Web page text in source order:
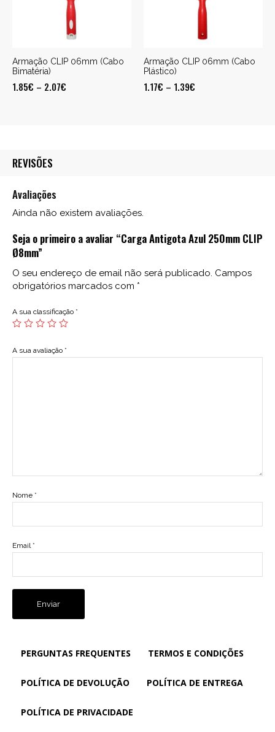
Armação CLIP 06mm (Cabo
Bimatéria)
1.85€ – 2.07€
Armação CLIP 06mm (Cabo
Plástico)
1.17€ – 1.39€
REVISÕES
Avaliações
Ainda não existem avaliações.
Seja o primeiro a avaliar “Carga Antigota Azul 250mm CLIP
Ø8mm”
O seu endereço de email não será publicado. Campos
obrigatórios marcados com *
A sua classificação *
A sua avaliação *
Nome *
Email *
PERGUNTAS FREQUENTES TERMOS E CONDIÇÕES
POLÍTICA DE DEVOLUÇÃO POLÍTICA DE ENTREGA
POLÍTICA DE PRIVACIDADE